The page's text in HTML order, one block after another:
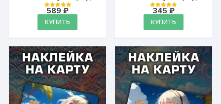
вырез под чип, винил
Оценка
из 5
589₽
КУПИТЬ
вырез под чип, винил
Оценка
из 5
345 ₽
КУПИТЬ